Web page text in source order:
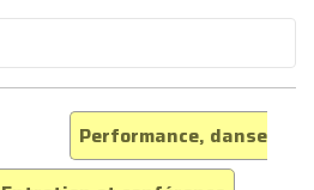
Performance, danse